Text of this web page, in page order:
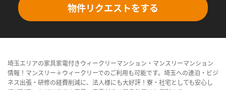
物件リクエストをする
埼玉エリアの家具家電付きウィークリーマンション・マンスリーマンション
情報！マンスリー＋ウィークリーでのご利用も可能です。埼玉への連泊・ビジ
ネス出張・研修の経費削減に、法人様にも大好評！寮・社宅としても安心し